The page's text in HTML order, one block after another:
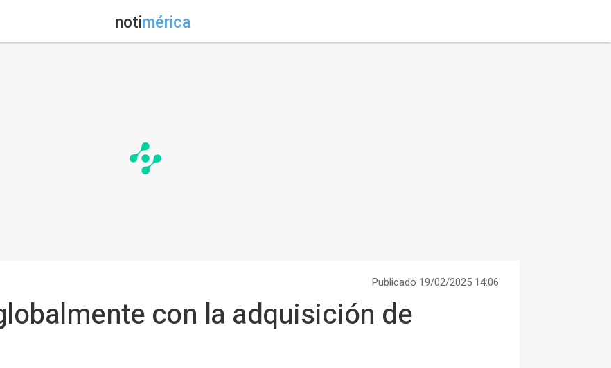
notimérica
Publicado 19/02/2025 14:06
con la adquisición de